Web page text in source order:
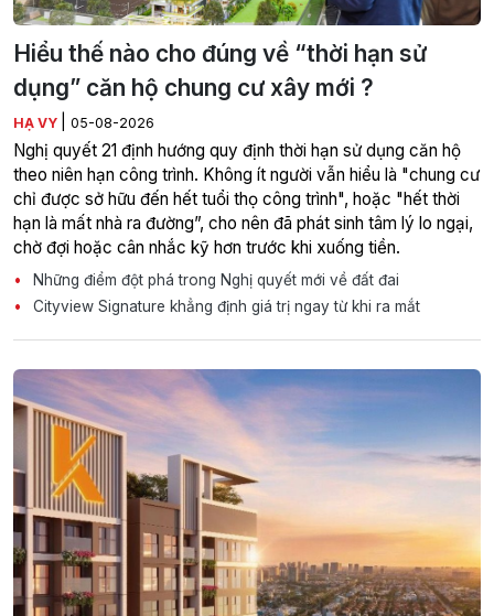
Hiểu thế nào cho đúng về “thời hạn sử
dụng” căn hộ chung cư xây mới ?
HẠ VY 05-08-2026
Nghị quyết 21 định hướng quy định thời hạn sử dụng căn hộ
theo niên hạn công trình. Không ít người vẫn hiểu là "chung cư
chỉ được sở hữu đến hết tuổi thọ công trình", hoặc "hết thời
hạn là mất nhà ra đường”, cho nên đã phát sinh tâm lý lo ngại,
chờ đợi hoặc cân nhắc kỹ hơn trước khi xuống tiền.
Những điểm đột phá trong Nghị quyết mới về đất đai
Cityview Signature khẳng định giá trị ngay từ khi ra mắt